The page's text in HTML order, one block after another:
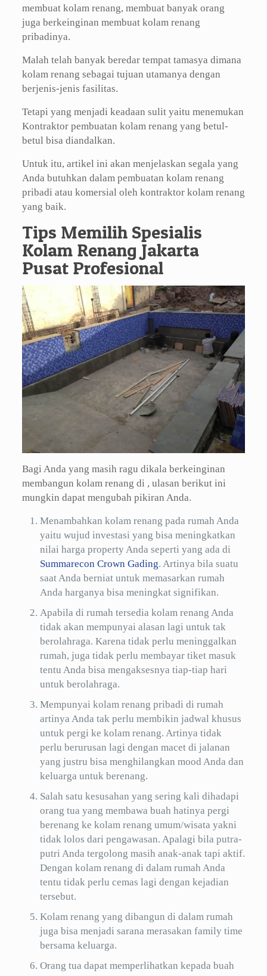
membuat kolam renang, membuat banyak orang
juga berkeinginan membuat kolam renang
pribadinya.
Malah telah banyak beredar tempat tamasya dimana
kolam renang sebagai tujuan utamanya dengan
berjenis-jenis fasilitas.
Tetapi yang menjadi keadaan sulit yaitu menemukan
Kontraktor pembuatan kolam renang yang betul-
betul bisa diandalkan.
Untuk itu, artikel ini akan menjelaskan segala yang
Anda butuhkan dalam pembuatan kolam renang
pribadi atau komersial oleh kontraktor kolam renang
yang baik.
Tips Memilih Spesialis
Kolam Renang Jakarta
Pusat Profesional
Bagi Anda yang masih ragu dikala berkeinginan
membangun kolam renang di , ulasan berikut ini
mungkin dapat mengubah pikiran Anda.
Menambahkan kolam renang pada rumah Anda
yaitu wujud investasi yang bisa meningkatkan
nilai harga property Anda seperti yang ada di
Summarecon Crown Gading. Artinya bila suatu
saat Anda berniat untuk memasarkan rumah
Anda harganya bisa meningkat signifikan.
Apabila di rumah tersedia kolam renang Anda
tidak akan mempunyai alasan lagi untuk tak
berolahraga. Karena tidak perlu meninggalkan
rumah, juga tidak perlu membayar tiket masuk
tentu Anda bisa mengaksesnya tiap-tiap hari
untuk berolahraga.
Mempunyai kolam renang pribadi di rumah
artinya Anda tak perlu membikin jadwal khusus
untuk pergi ke kolam renang. Artinya tidak
perlu berurusan lagi dengan macet di jalanan
yang justru bisa menghilangkan mood Anda dan
keluarga untuk berenang.
Salah satu kesusahan yang sering kali dihadapi
orang tua yang membawa buah hatinya pergi
berenang ke kolam renang umum/wisata yakni
tidak lolos dari pengawasan. Apalagi bila putra-
putri Anda tergolong masih anak-anak tapi aktif.
Dengan kolam renang di dalam rumah Anda
tentu tidak perlu cemas lagi dengan kejadian
tersebut.
Kolam renang yang dibangun di dalam rumah
juga bisa menjadi sarana merasakan family time
bersama keluarga.
Orang tua dapat memperlihatkan kepada buah